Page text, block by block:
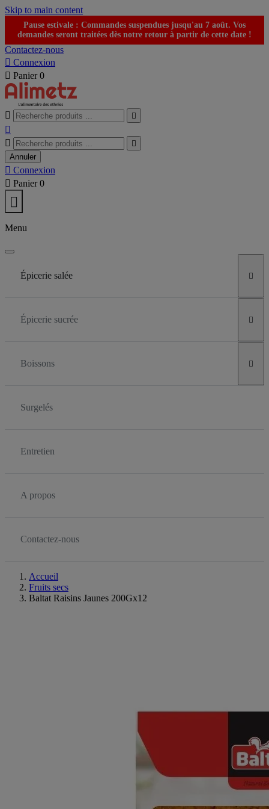
Skip to main content
Pause estivale : Commandes suspendues jusqu'au 7 août. Vos
demandes seront traitées dès notre retour à partir de cette date !
Contactez-nous
 Connexion
 Panier 0
 



Annuler
 Connexion
 Panier 0

Menu
Épicerie salée 
Épicerie sucrée 
Boissons 
Surgelés
Entretien
A propos
Contactez-nous
Accueil
Fruits secs
Baltat Raisins Jaunes 200Gx12